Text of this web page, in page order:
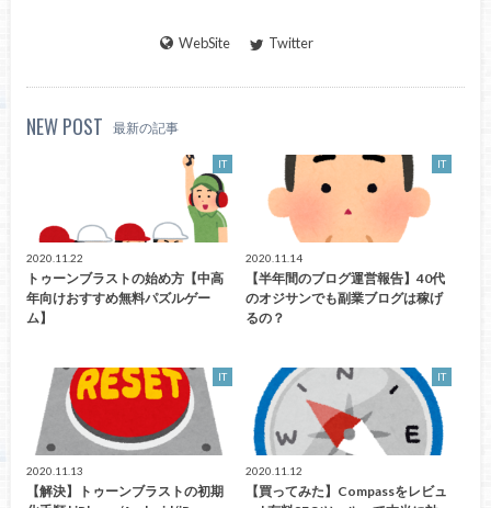
WebSite Twitter
NEW POST 最新の記事
IT
2020.11.22
トゥーンブラストの始め方【中高
年向けおすすめ無料パズルゲー
ム】
IT
2020.11.14
【半年間のブログ運営報告】40代
のオジサンでも副業ブログは稼げ
るの？
IT
2020.11.13
【解決】トゥーンブラストの初期
IT
2020.11.12
【買ってみた】Compassをレビュ